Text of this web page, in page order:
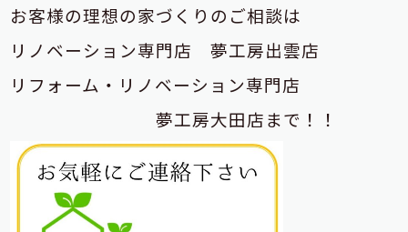
お客様の理想の家づくりのご相談は
リノベーション専門店夢工房出雲店
リフォーム・リノベーション専門店
夢工房大田店まで！！